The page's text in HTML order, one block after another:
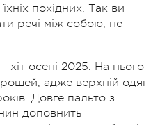
похідних. Так ви
речі між собою, не
– хіт осені 2025. На нього
адже верхній одяг
Довге пальто з
доповнить